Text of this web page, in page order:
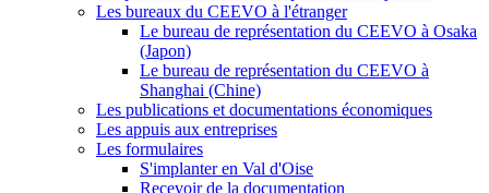
Les bureaux du CEEVO à l'étranger
Le bureau de représentation du CEEVO à Osaka
(Japon)
Le bureau de représentation du CEEVO à
Shanghai (Chine)
Les publications et documentations économiques
Les appuis aux entreprises
Les formulaires
S'implanter en Val d'Oise
Recevoir de la documentation